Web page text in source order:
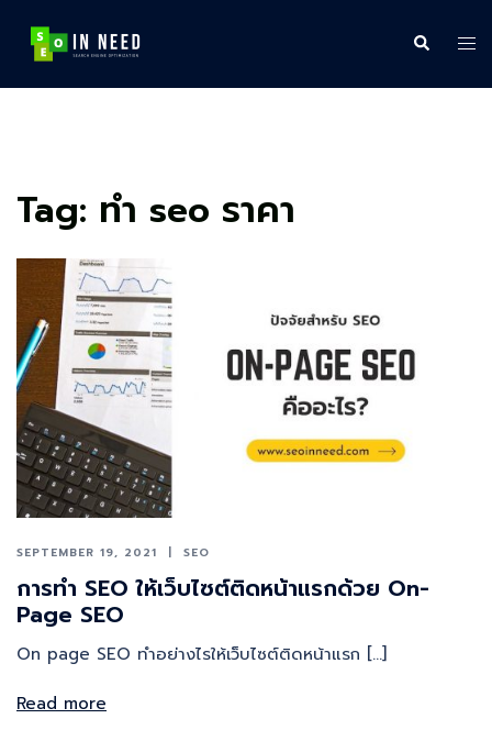
content
Search
Tag: ทำ seo ราคา
SEPTEMBER 19, 2021 SEO
การทำ SEO ให้เว็บไซต์ติดหน้าแรกด้วย On-
Page SEO
On page SEO ทำอย่างไรให้เว็บไซต์ติดหน้าแรก […]
Read more